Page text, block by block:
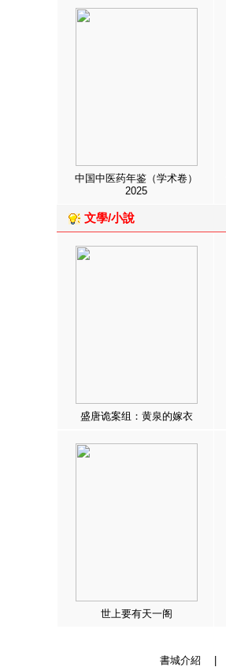
中国中医药年鉴（学术卷）
2025
文學/小說
盛唐诡案组：黄泉的嫁衣
世上要有天一阁
書城介紹